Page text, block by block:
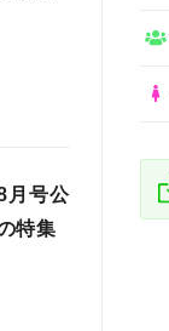
月号公
特集